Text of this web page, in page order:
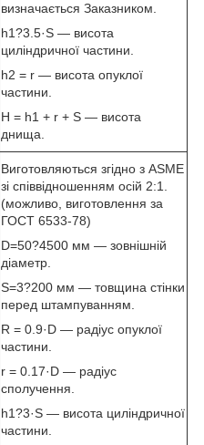
визначається Заказником.
h1?3.5·S — висота
циліндричної частини.
h2 = r — висота опуклої
частини.
H = h1 + r + S — висота
днища.
Виготовляються згідно з ASME
зі співвідношенням осій 2:1.
(можливо, виготовлення за
ГОСТ 6533-78)
D=50?4500 мм — зовнішній
діаметр.
S=3?200 мм — товщина стінки
перед штампуванням.
R = 0.9·D — радіус опуклої
частини.
r = 0.17·D — радіус
сполучення.
h1?3·S — висота циліндричної
частини.